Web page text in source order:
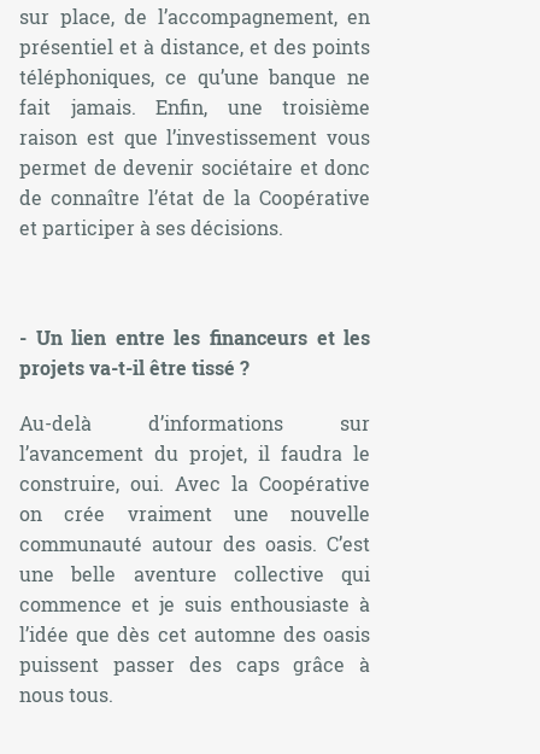
sur place, de l’accompagnement, en
présentiel et à distance, et des points
téléphoniques, ce qu’une banque ne
fait jamais. Enfin, une troisième
raison est que l’investissement vous
permet de devenir sociétaire et donc
de connaître l’état de la Coopérative
et participer à ses décisions.
- Un lien entre les financeurs et les
projets va-t-il être tissé ?
Au-delà d’informations sur
l’avancement du projet, il faudra le
construire, oui. Avec la Coopérative
on crée vraiment une nouvelle
communauté autour des oasis. C’est
une belle aventure collective qui
commence et je suis enthousiaste à
l’idée que dès cet automne des oasis
puissent passer des caps grâce à
nous tous.